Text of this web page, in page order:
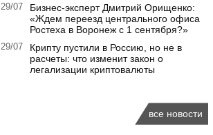
29/07
Бизнес-эксперт Дмитрий Орищенко:
«Ждем переезд центрального офиса
Ростеха в Воронеж с 1 сентября?»
29/07
Крипту пустили в Россию, но не в
расчеты: что изменит закон о
легализации криптовалюты
все новости